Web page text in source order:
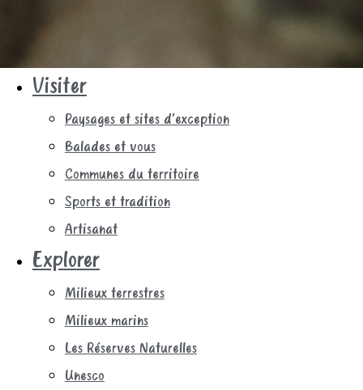
Visiter
Paysages et sites d’exception
Balades et vous
Communes du territoire
Sports et tradition
Artisanat
Explorer
Milieux terrestres
Milieux marins
Les Réserves Naturelles
Unesco